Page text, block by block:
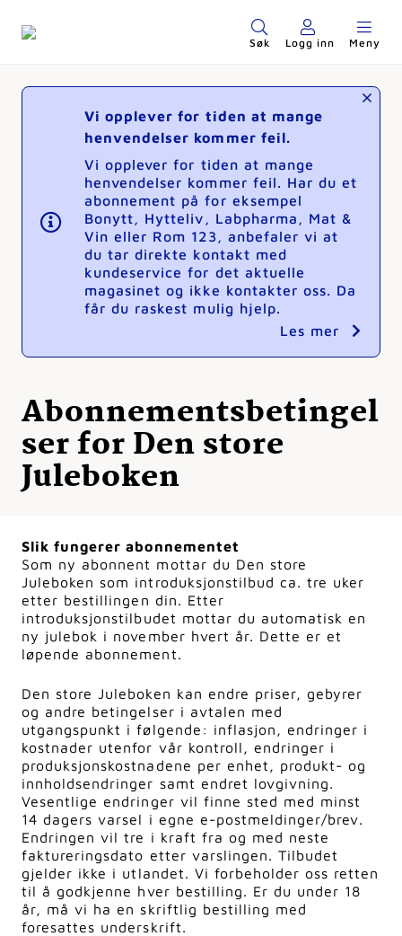
Søk Logg inn Meny
Vi opplever for tiden at mange
henvendelser kommer feil.
Vi opplever for tiden at mange
henvendelser kommer feil. Har du et
abonnement på for eksempel
Bonytt, Hytteliv, Labpharma, Mat &
Vin eller Rom 123, anbefaler vi at
du tar direkte kontakt med
kundeservice for det aktuelle
magasinet og ikke kontakter oss. Da
får du raskest mulig hjelp.
Les mer
Abonnementsbetingel
ser for Den store
Juleboken
Slik fungerer abonnementet
Som ny abonnent mottar du Den store
Juleboken som introduksjonstilbud ca. tre uker
etter bestillingen din. Etter
introduksjonstilbudet mottar du automatisk en
ny julebok i november hvert år. Dette er et
løpende abonnement.
Den store Juleboken kan endre priser, gebyrer
og andre betingelser i avtalen med
utgangspunkt i følgende: inflasjon, endringer i
kostnader utenfor vår kontroll, endringer i
produksjonskostnadene per enhet, produkt- og
innholdsendringer samt endret lovgivning.
Vesentlige endringer vil finne sted med minst
14 dagers varsel i egne e-postmeldinger/brev.
Endringen vil tre i kraft fra og med neste
faktureringsdato etter varslingen. Tilbudet
gjelder ikke i utlandet. Vi forbeholder oss retten
til å godkjenne hver bestilling. Er du under 18
år, må vi ha en skriftlig bestilling med
foresattes underskrift.